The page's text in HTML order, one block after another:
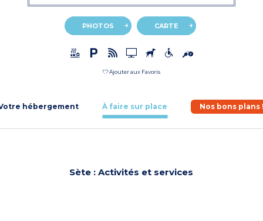
PHOTOS CARTE
Ajouter aux Favoris
hébergement À faire sur place Nos bons plans
Sète : Activités et services